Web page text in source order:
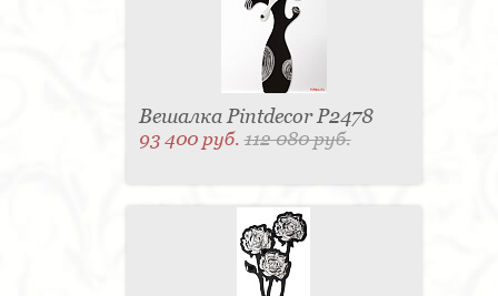
Вешалка Pintdecor P2478
93 400 руб.112 080 руб.